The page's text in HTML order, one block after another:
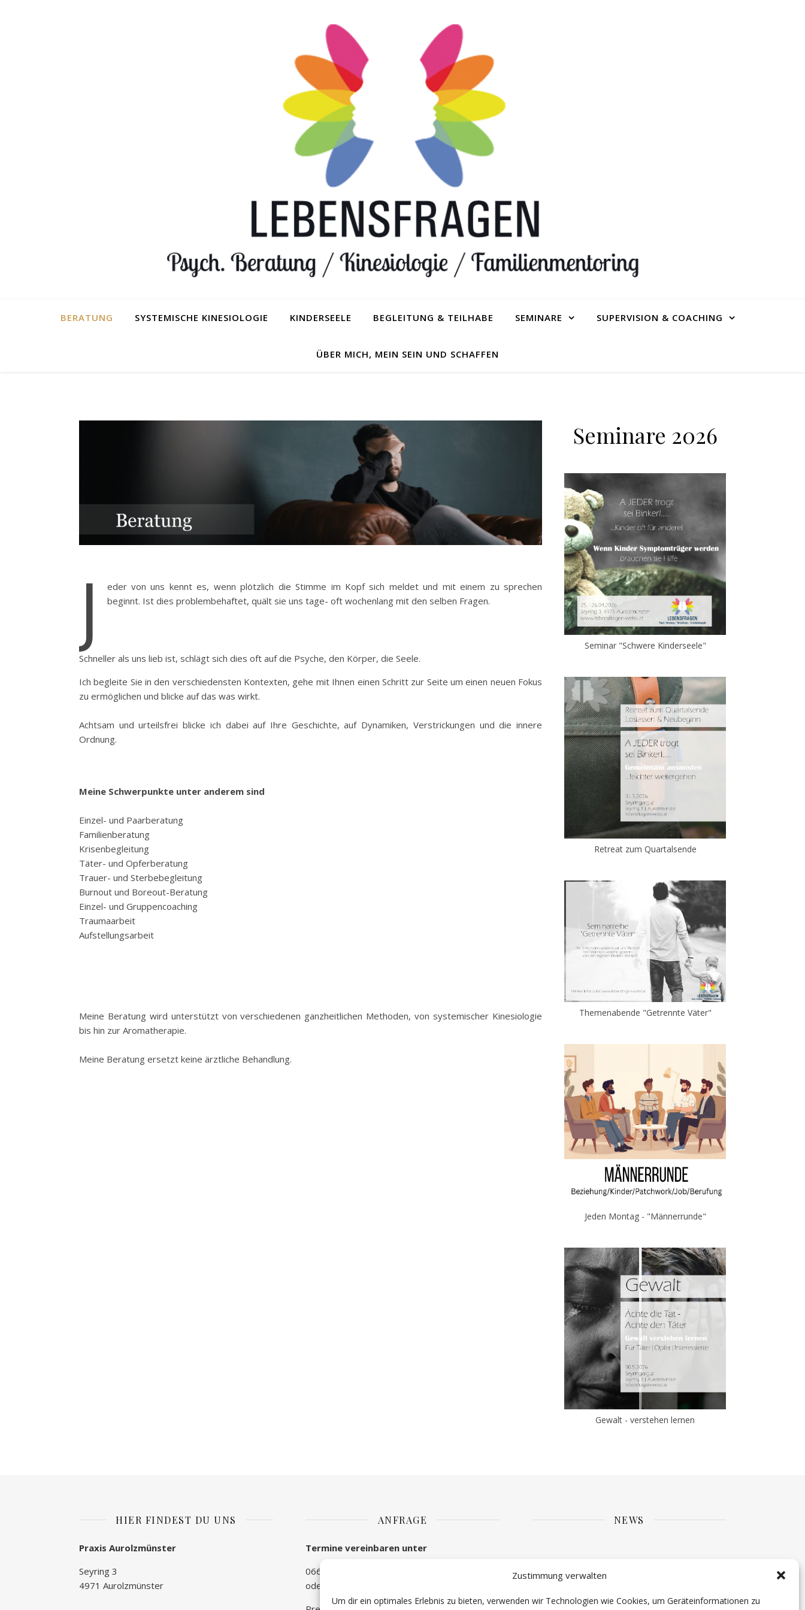
Zustimmung verwalten
Um dir ein optimales Erlebnis zu bieten, verwenden wir Technologien wie Cookies, um Geräteinformationen zu
BERATUNG SYSTEMISCHE KINESIOLOGIE KINDERSEELE BEGLEITUNG & TEILHABE SEMINARE SUPERVISION & COACHING
ÜBER MICH, MEIN SEIN UND SCHAFFEN
J
eder von uns kennt es, wenn plötzlich die Stimme im Kopf sich meldet und mit einem zu sprechen
beginnt. Ist dies problembehaftet, quält sie uns tage- oft wochenlang mit den selben Fragen.
Schneller als uns lieb ist, schlägt sich dies oft auf die Psyche, den Körper, die Seele.
Ich begleite Sie in den verschiedensten Kontexten, gehe mit Ihnen einen Schritt zur Seite um einen neuen Fokus
zu ermöglichen und blicke auf das was wirkt.
Achtsam und urteilsfrei blicke ich dabei auf Ihre Geschichte, auf Dynamiken, Verstrickungen und die innere
Ordnung.
Meine Schwerpunkte unter anderem sind
Einzel- und Paarberatung
Familienberatung
Krisenbegleitung
Täter- und Opferberatung
Trauer- und Sterbebegleitung
Burnout und Boreout-Beratung
Einzel- und Gruppencoaching
Traumaarbeit
Aufstellungsarbeit
Meine Beratung wird unterstützt von verschiedenen ganzheitlichen Methoden, von systemischer Kinesiologie
bis hin zur Aromatherapie.
Meine Beratung ersetzt keine ärztliche Behandlung.
Seminare 2026
Seminar "Schwere Kinderseele"
Retreat zum Quartalsende
Themenabende "Getrennte Väter"
Jeden Montag - "Männerrunde"
Gewalt - verstehen lernen
HIER FINDEST DU UNS
Praxis Aurolzmünster
Seyring 3
4971 Aurolzmünster
ANFRAGE
Termine vereinbaren unter
0660/810 59 73
oder unter
NEWS